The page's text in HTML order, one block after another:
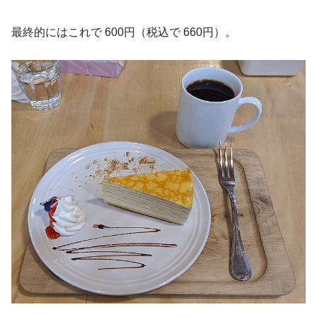
最終的にはこれで 600円（税込で 660円）。